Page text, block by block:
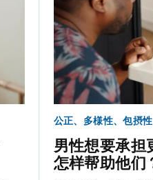
公正、多様性、包摂性
男性想要承担
怎样帮助他们